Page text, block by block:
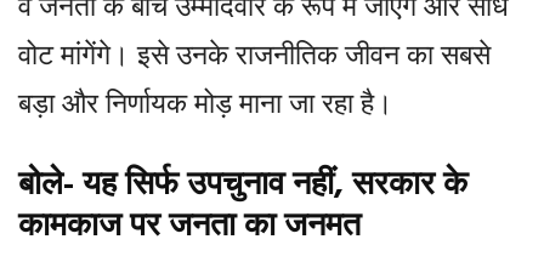
वोट मांगेंगे। इसे उनके राजनीतिक जीवन का सबसे
बड़ा और निर्णायक मोड़ माना जा रहा है।
बोले- यह सिर्फ उपचुनाव नहीं, सरकार के
कामकाज पर जनता का जनमत